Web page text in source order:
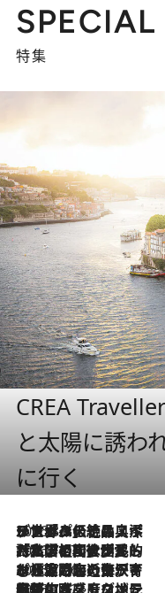
SPECIAL
特集
CREA
と太陽に誘わ
に行く
2026.8.8
リスボンの絶品スイーツ「パステル・デ・ナタ」とは？ポルトガル伝統の奥深い世界へ
2026.7.27
「私の祖国はポルトガル語です」国民的詩人フェルナンド・ペソアと、彼が愛した文学の街を歩く
2026.7.26
ポルトガル近海が育む極上の海の幸。キリリと冷えた白ワインと愉しむ、シーフード専門店の贅沢